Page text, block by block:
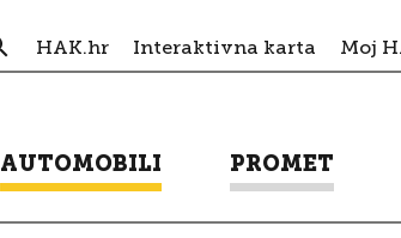
HAK.hr Interaktivna karta Moj
AUTOMOBILI PROMET